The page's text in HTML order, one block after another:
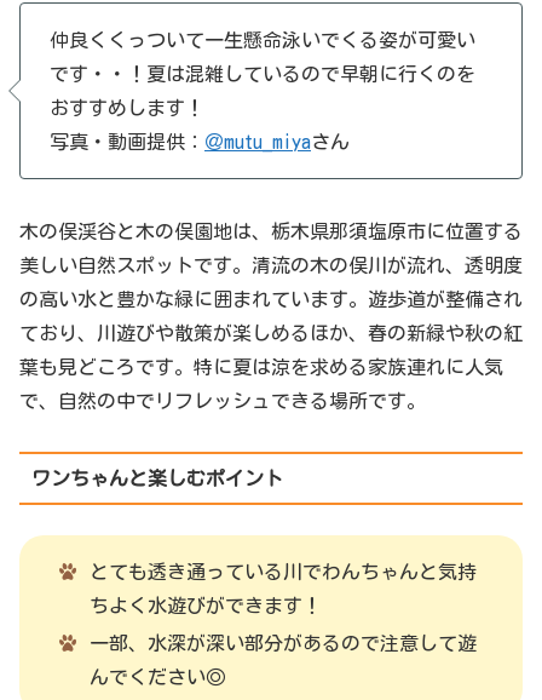
仲良くくっついて一生懸命泳いでくる姿が可愛い
です・・！夏は混雑しているので早朝に行くのを
おすすめします！
写真・動画提供： ＠mutu_miyaさん
木の俣渓谷と木の俣園地は、栃木県那須塩原市に位置する
美しい自然スポットです。清流の木の俣川が流れ、透明度
の高い水と豊かな緑に囲まれています。遊歩道が整備され
ており、川遊びや散策が楽しめるほか、春の新緑や秋の紅
葉も見どころです。特に夏は涼を求める家族連れに人気
で、自然の中でリフレッシュできる場所です。
ワンちゃんと楽しむポイント
とても透き通っている川でわんちゃんと気持
ちよく水遊びができます！
一部、水深が深い部分があるので注意して遊
んでください◎